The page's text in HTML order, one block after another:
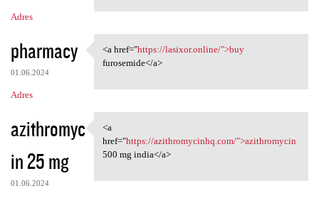
Adres
pharmacy
01.06.2024
Adres
<a href="https://lasixor
<a href="https://lasixor.online/">buy
furosemide</a>
azithromyc
in 25 mg
01.06.2024
<a href="https:/
<a
href="https://azithromycinhq.com/">azithromycin
500 mg india</a>